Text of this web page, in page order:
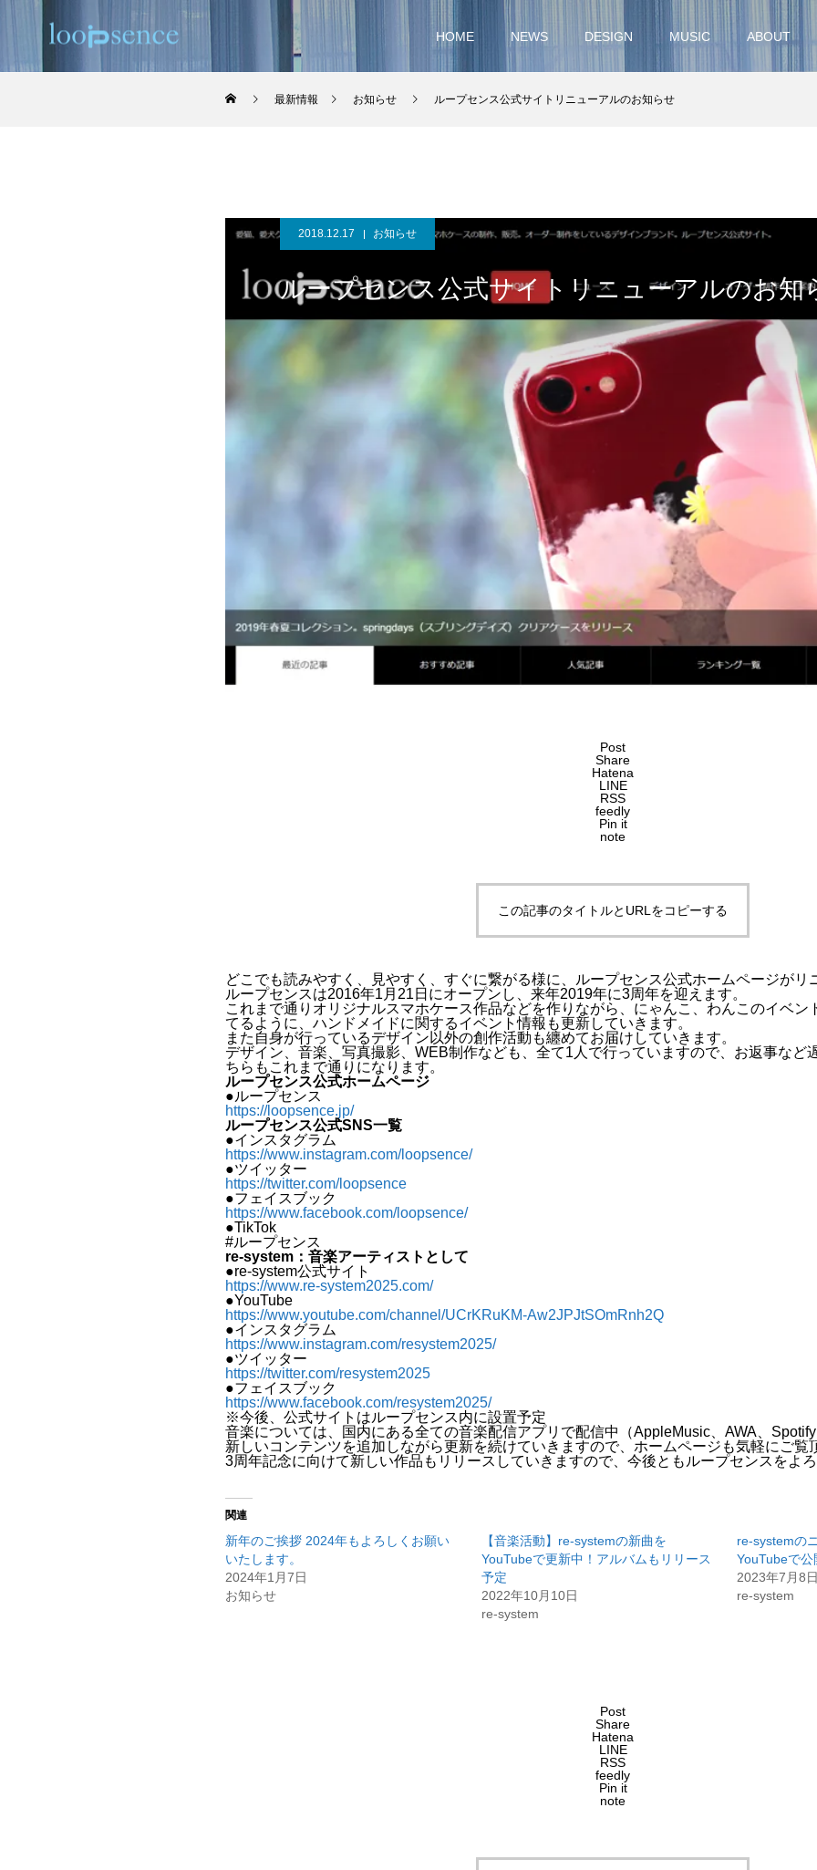
HOME NEWS DESIGN MUSIC ABOUT
最新情報 お知らせ ループセンス公式サイトリニューアルのお知らせ
2018.12.17 お知らせ
ループセンス公式サイトリニューアルのお知
Post
Share
Hatena
LINE
RSS
feedly
Pin it
note
この記事のタイトルとURLをコピーする
どこでも読みやすく、見やすく、すぐに繋がる様に、ループセンス公式ホームページがリ
ループセンスは2016年1月21日にオープンし、来年2019年に3周年を迎えます。
これまで通りオリジナルスマホケース作品などを作りながら、にゃんこ、わんこのイベン
てるように、ハンドメイドに関するイベント情報も更新していきます。
また自身が行っているデザイン以外の創作活動も纏めてお届けしていきます。
デザイン、音楽、写真撮影、WEB制作なども、全て1人で行っていますので、お返事など
ちらもこれまで通りになります。
ループセンス公式ホームページ
●ループセンス
https://loopsence.jp/
ループセンス公式SNS一覧
●インスタグラム
https://www.instagram.com/loopsence/
●ツイッター
https://twitter.com/loopsence
●フェイスブック
https://www.facebook.com/loopsence/
●TikTok
#ループセンス
re-system：音楽アーティストとして
●re-system公式サイト
https://www.re-system2025.com/
●YouTube
https://www.youtube.com/channel/UCrKRuKM-Aw2JPJtSOmRnh2Q
●インスタグラム
https://www.instagram.com/resystem2025/
●ツイッター
https://twitter.com/resystem2025
●フェイスブック
https://www.facebook.com/resystem2025/
※今後、公式サイトはループセンス内に設置予定
音楽については、国内にある全ての音楽配信アプリで配信中（AppleMusic、AWA、
新しいコンテンツを追加しながら更新を続けていきますので、ホームページも気軽にご覧
3周年記念に向けて新しい作品もリリースしていきますので、今後ともループセンスをよ
関連
新年のご挨拶 2024年もよろしくお願い
いたします。
2024年1月7日
お知らせ
【音楽活動】re-systemの新曲を
YouTubeで更新中！アルバムもリリース
予定
2022年10月10日
re-system
re-systemの
YouTubeで公
2023年7月8
re-system
Post
Share
Hatena
LINE
RSS
feedly
Pin it
note